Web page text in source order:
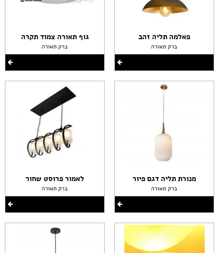
פאלמה תליה זהב
ברק תאורה
מנורת תליה דגם פיור
ברק תאורה
גוף תאורה צמוד תקרה
ברק תאורה
לאמור פרוסט שחור
ברק תאורה